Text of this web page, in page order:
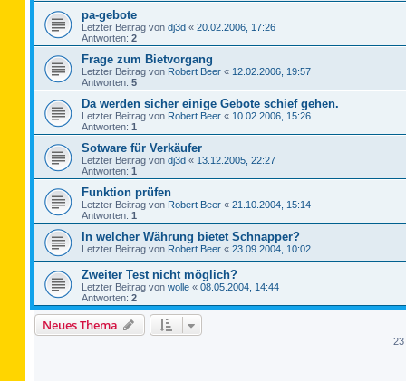
pa-gebote
Letzter Beitrag von dj3d « 20.02.2006, 17:26
Antworten: 2
Frage zum Bietvorgang
Letzter Beitrag von Robert Beer « 12.02.2006, 19:57
Antworten: 5
Da werden sicher einige Gebote schief gehen.
Letzter Beitrag von Robert Beer « 10.02.2006, 15:26
Antworten: 1
Sotware für Verkäufer
Letzter Beitrag von dj3d « 13.12.2005, 22:27
Antworten: 1
Funktion prüfen
Letzter Beitrag von Robert Beer « 21.10.2004, 15:14
Antworten: 1
In welcher Währung bietet Schnapper?
Letzter Beitrag von Robert Beer « 23.09.2004, 10:02
Zweiter Test nicht möglich?
Letzter Beitrag von wolle « 08.05.2004, 14:44
Antworten: 2
Neues Thema
23